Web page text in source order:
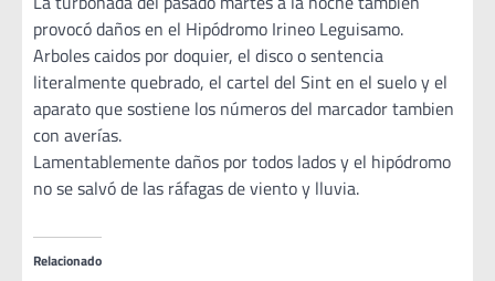
provocó daños en el Hipódromo Irineo Leguisamo.
Arboles caidos por doquier, el disco o sentencia
literalmente quebrado, el cartel del Sint en el suelo y el
aparato que sostiene los números del marcador tambien
con averías.
Lamentablemente daños por todos lados y el hipódromo
no se salvó de las ráfagas de viento y lluvia.
Relacionado